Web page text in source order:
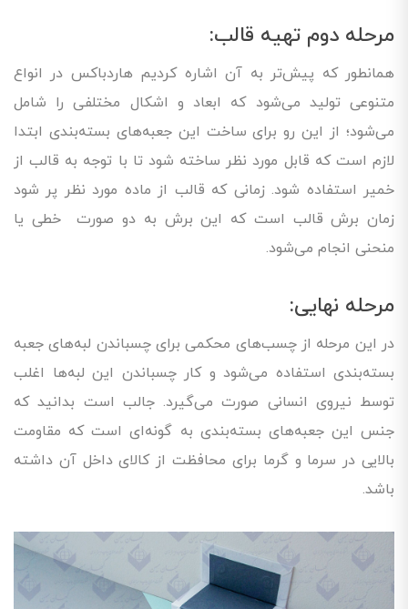
مرحله دوم تهیه قالب:
همانطور که پیش‌تر به آن اشاره کردیم هاردباکس در انواع
متنوعی تولید می‌شود که ابعاد و اشکال مختلفی را شامل
می‌شود؛ از این رو برای ساخت این جعبه‌های بسته‌بندی ابتدا
لازم است که قابل مورد نظر ساخته شود تا با توجه به قالب از
خمیر استفاده شود. زمانی که قالب از ماده مورد نظر پر شود
زمان برش قالب است که این برش به دو صورت خطی یا
منحنی انجام می‌شود.
مرحله نهایی:
در این مرحله از چسب‌های محکمی برای چسباندن لبه‌های جعبه
بسته‌بندی استفاده می‌شود و کار چسباندن این لبه‌ها اغلب
توسط نیروی انسانی صورت می‌گیرد. جالب است بدانید که
جنس این جعبه‌های بسته‌بندی به گونه‌ای است که مقاومت
بالایی در سرما و گرما برای محافظت از کالای داخل آن داشته
باشد.